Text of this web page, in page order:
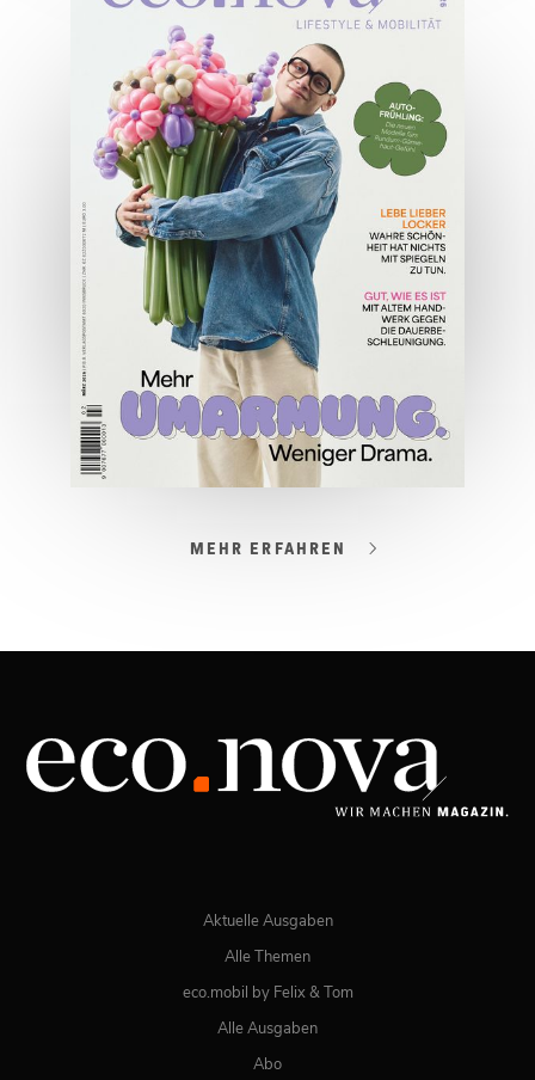
04/2026
Wirtschaftsausgabe April 2026
JETZT BESTELLEN
ONLINE LESEN
03/2026
JETZT BESTELLEN
MEHR ERFAHREN
Aktuelle Ausgaben
Alle Themen
eco.mobil by Felix & Tom
Alle Ausgaben
Abo